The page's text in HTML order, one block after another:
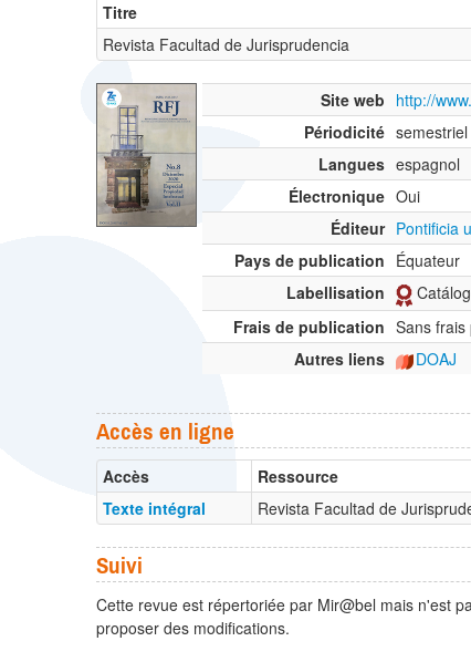
Titre
Revista Facultad de Jurisprudencia
Site web http://
Périodicité semestriel
Langues espagnol
Électronique Oui
Éditeur Pontificia
Pays de publication Équateur
Labellisation
Frais de publication Sans frais
Autres liens
DOAJ
Accès en ligne
Accès Ressource
Texte intégral
Revista Facultad de
Suivi
Cette revue est répertoriée par Mir@bel mais n'est
proposer des modifications.